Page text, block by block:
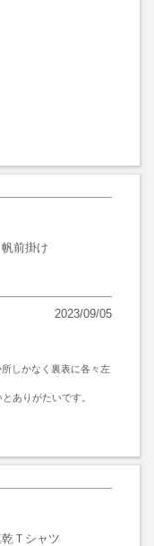
前掛け
2023/09/05
しかなく裏表に各々左
ありがたいです。
Ｔシャツ